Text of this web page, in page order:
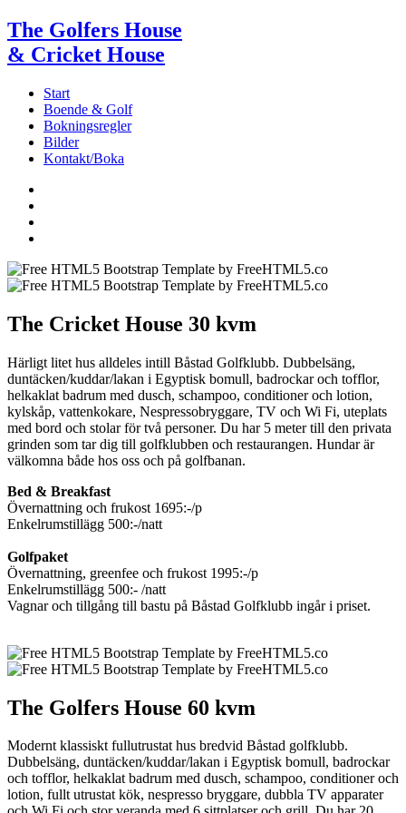
The Golfers House
& Cricket House
Start
Boende & Golf
Bokningsregler
Bilder
Kontakt/Boka
The Cricket House 30 kvm
Härligt litet hus alldeles intill Båstad Golfklubb. Dubbelsäng,
duntäcken/kuddar/lakan i Egyptisk bomull, badrockar och tofflor,
helkaklat badrum med dusch, schampoo, conditioner och lotion,
kylskåp, vattenkokare, Nespressobryggare, TV och Wi Fi, uteplats
med bord och stolar för två personer. Du har 5 meter till den privata
grinden som tar dig till golfklubben och restaurangen. Hundar är
välkomna både hos oss och på golfbanan.
Bed & Breakfast
Övernattning och frukost 1695:-/p
Enkelrumstillägg 500:-/natt
Golfpaket
Övernattning, greenfee och frukost 1995:-/p
Enkelrumstillägg 500:- /natt
Vagnar och tillgång till bastu på Båstad Golfklubb ingår i priset.
The Golfers House 60 kvm
Modernt klassiskt fullutrustat hus bredvid Båstad golfklubb.
Dubbelsäng, duntäcken/kuddar/lakan i Egyptisk bomull, badrockar
och tofflor, helkaklat badrum med dusch, schampoo, conditioner och
lotion, fullt utrustat kök, nespresso bryggare, dubbla TV apparater